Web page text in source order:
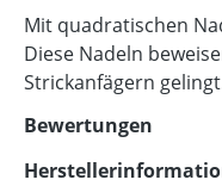
Mit quadratischen
Diese Nadeln
Strickanfägern
Bewertungen